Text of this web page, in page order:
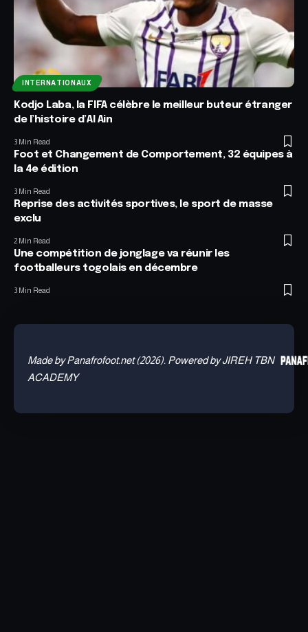
INTERNATIONAUX
Kodjo Laba, la FIFA célèbre le meilleur buteur étranger
de l’histoire d’Al Ain
3 Min Read
Foot et Changement de Comportement, 32 équipes à
la 4e édition
3 Min Read
Reprise des activités sportives, le sport de masse
exclu
2 Min Read
Une compétition de jonglage va réunir les
footballeurs togolais en décembre
3 Min Read
Made by Panafrofoot.net (2026). Powered by JIREH TBN
ACADEMY